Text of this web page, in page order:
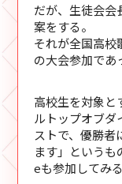
だが、生徒会会
案をする。
それが全国高校
の大会参加であ
高校生を対象と
ルトップオブダ
ストで、優勝者
ます」という
eも参加してみる